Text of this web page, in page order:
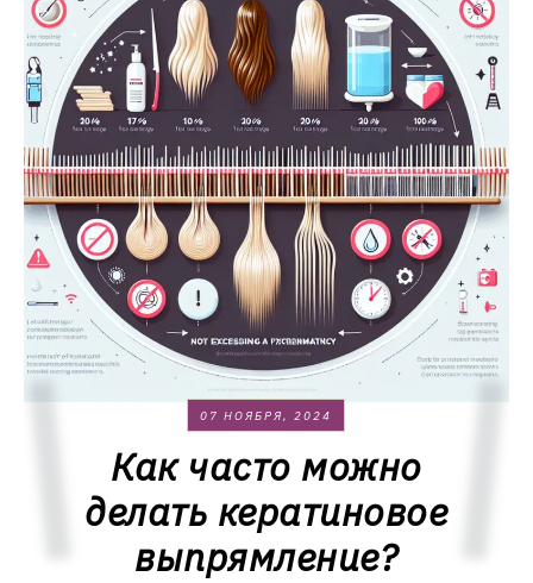
07 НОЯБРЯ, 2024
Как часто можно
делать кератиновое
выпрямление?